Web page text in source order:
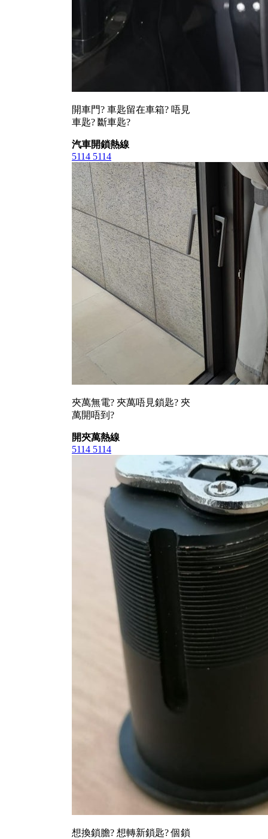
開車門? 車匙留在車箱? 唔見
車匙? 斷車匙?
汽車開鎖熱線
5114 5114
夾萬無電? 夾萬唔見鎖匙? 夾
萬開唔到?
開夾萬熱線
5114 5114
想換鎖膽? 想轉新鎖匙? 個鎖